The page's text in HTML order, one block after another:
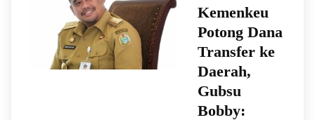
Kemenkeu
Potong Dana
Transfer ke
Daerah,
Gubsu
Bobby: